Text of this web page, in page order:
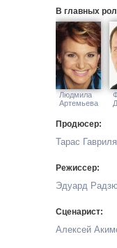
В главных
Людмила
Артемьева
Продюсер:
Тарас
Режиссер:
Эдуард
Сценарист:
Алексей